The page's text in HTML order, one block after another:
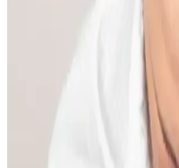
renk ve uyumu sağlar, günlük
İlkbahar ve Yaz
Makyaj Teknikleri ve
İlkbahar ve yaz
uyumu, doğru ürün seçimi
önemlidir. Nemlendirme ve